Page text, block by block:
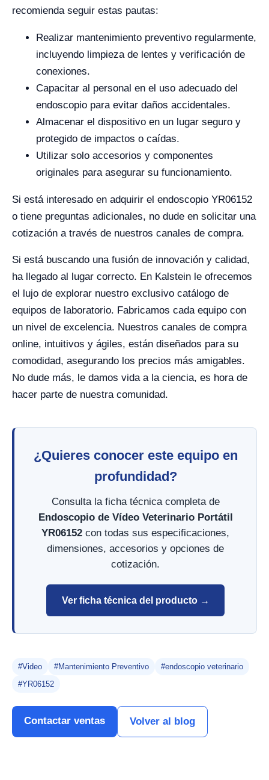
recomienda seguir estas pautas:
Realizar mantenimiento preventivo regularmente,
incluyendo limpieza de lentes y verificación de
conexiones.
Capacitar al personal en el uso adecuado del
endoscopio para evitar daños accidentales.
Almacenar el dispositivo en un lugar seguro y
protegido de impactos o caídas.
Utilizar solo accesorios y componentes
originales para asegurar su funcionamiento.
Si está interesado en adquirir el endoscopio YR06152
o tiene preguntas adicionales, no dude en solicitar una
cotización a través de nuestros canales de compra.
Si está buscando una fusión de innovación y calidad,
ha llegado al lugar correcto. En Kalstein le ofrecemos
el lujo de explorar nuestro exclusivo catálogo de
equipos de laboratorio. Fabricamos cada equipo con
un nivel de excelencia. Nuestros canales de compra
online, intuitivos y ágiles, están diseñados para su
comodidad, asegurando los precios más amigables.
No dude más, le damos vida a la ciencia, es hora de
hacer parte de nuestra comunidad.
¿Quieres conocer este equipo en
profundidad?
Consulta la ficha técnica completa de
Endoscopio de Vídeo Veterinario Portátil
YR06152 con todas sus especificaciones,
dimensiones, accesorios y opciones de
cotización.
Ver ficha técnica del producto →
#Video #Mantenimiento Preventivo
#endoscopio veterinario
#YR06152
Contactar ventas Volver al blog